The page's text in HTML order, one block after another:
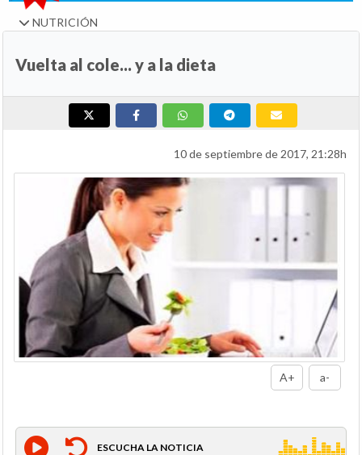
NUTRICIÓN
Vuelta al cole... y a la dieta
10 de septiembre de 2017, 21:28h
A+ a-
ESCUCHA LA NOTICIA